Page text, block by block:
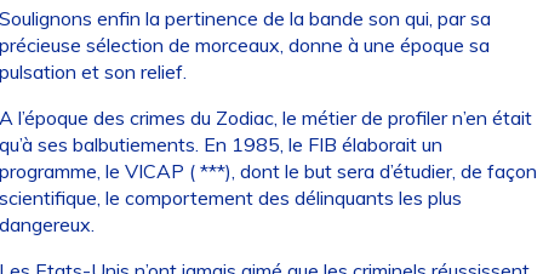
enfin la pertinence de la bande son qui, par sa
sélection de morceaux, donne à une époque sa
et son relief.
l’époque des crimes du Zodiac, le métier de profiler n’en était
ses balbutiements. En 1985, le FIB élaborait un
le VICAP ( ***), dont le but sera d’étudier, de façon
le comportement des délinquants les plus